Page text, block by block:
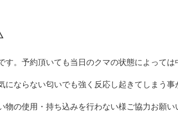
す。予約頂いても当日のクマの状態によって
にならない匂いでも強く反応し起きてしまう
の使用・持ち込みを行わない様ご協力お願